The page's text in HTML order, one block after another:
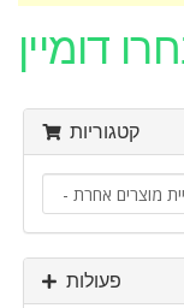
קטגוריות
פעולות